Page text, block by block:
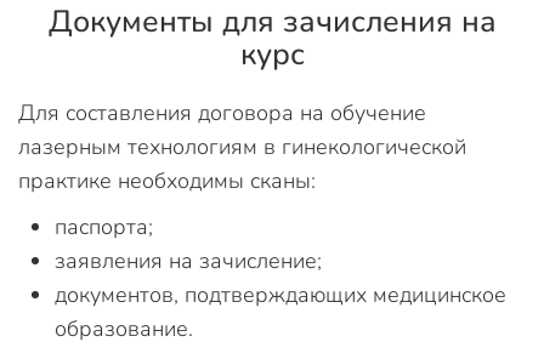
Документы для зачисления на
курс
Для составления договора на обучение
лазерным технологиям в гинекологической
практике необходимы сканы:
паспорта;
заявления на зачисление;
документов, подтверждающих медицинское
образование.